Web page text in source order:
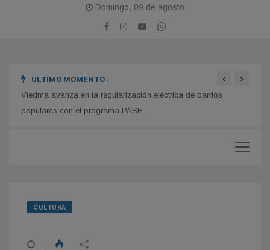
Domingo, 09 de agosto
ÚLTIMO MOMENTO :
Viedma avanza en la regularización eléctrica de barrios
Odarda celebró el respaldo unánime para avanzar con la
Fiscalía y Defensoría en Sierra Grande
‹ ›
CULTURA
,